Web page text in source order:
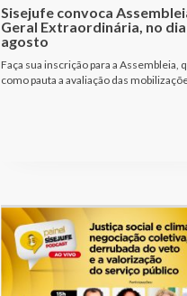
Sisejufe convoca
Geral Extraordinária, no
agosto
Faça sua inscrição para a Assembleia,
como pauta a avaliação das